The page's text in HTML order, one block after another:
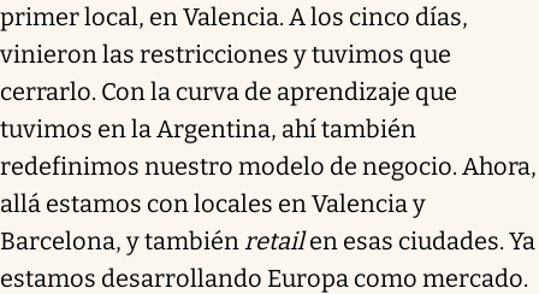
primer local, en Valencia. A los cinco días,
vinieron las restricciones y tuvimos que
cerrarlo. Con la curva de aprendizaje que
tuvimos en la Argentina, ahí también
redefinimos nuestro modelo de negocio. Ahora,
allá estamos con locales en Valencia y
Barcelona, y tambiénretailen esas ciudades. Ya
estamos desarrollando Europa como mercado.